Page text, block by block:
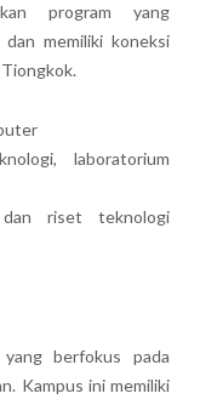
program yang
memiliki koneksi
laboratorium
riset teknologi
berfokus pada
Kampus ini memiliki